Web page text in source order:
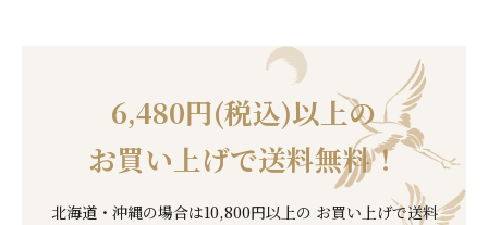
6,480円(税込)以上の
お買い上げで送料無料！
北海道・沖縄の場合は10,800円以上の お買い上げで送料